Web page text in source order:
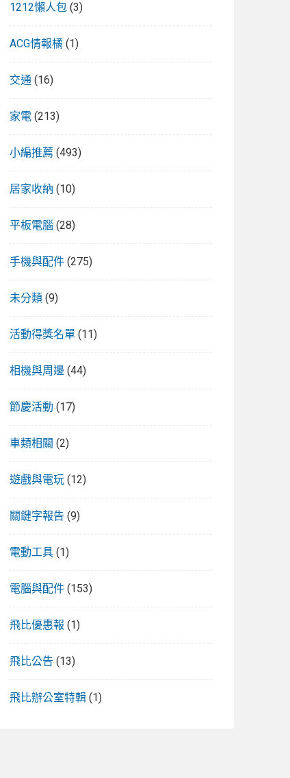
1212懶人包 (3)
ACG情報橘 (1)
交通 (16)
家電 (213)
小編推薦 (493)
居家收納 (10)
平板電腦 (28)
手機與配件 (275)
未分類 (9)
活動得獎名單 (11)
相機與周邊 (44)
節慶活動 (17)
車類相關 (2)
遊戲與電玩 (12)
關鍵字報告 (9)
電動工具 (1)
電腦與配件 (153)
飛比優惠報 (1)
飛比公告 (13)
飛比辦公室特輯 (1)